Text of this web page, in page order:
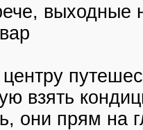
выходные
взять
они прям на